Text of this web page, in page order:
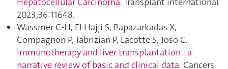
2023;36:11648.
Wassmer C-H, El Hajji S, Papazarkadas X,
Compagnon P, Tabrizian P, Lacotte S, Toso C.
Immunotherapy and liver transplantation : a
narrative review of basic and clinical data. Cancers